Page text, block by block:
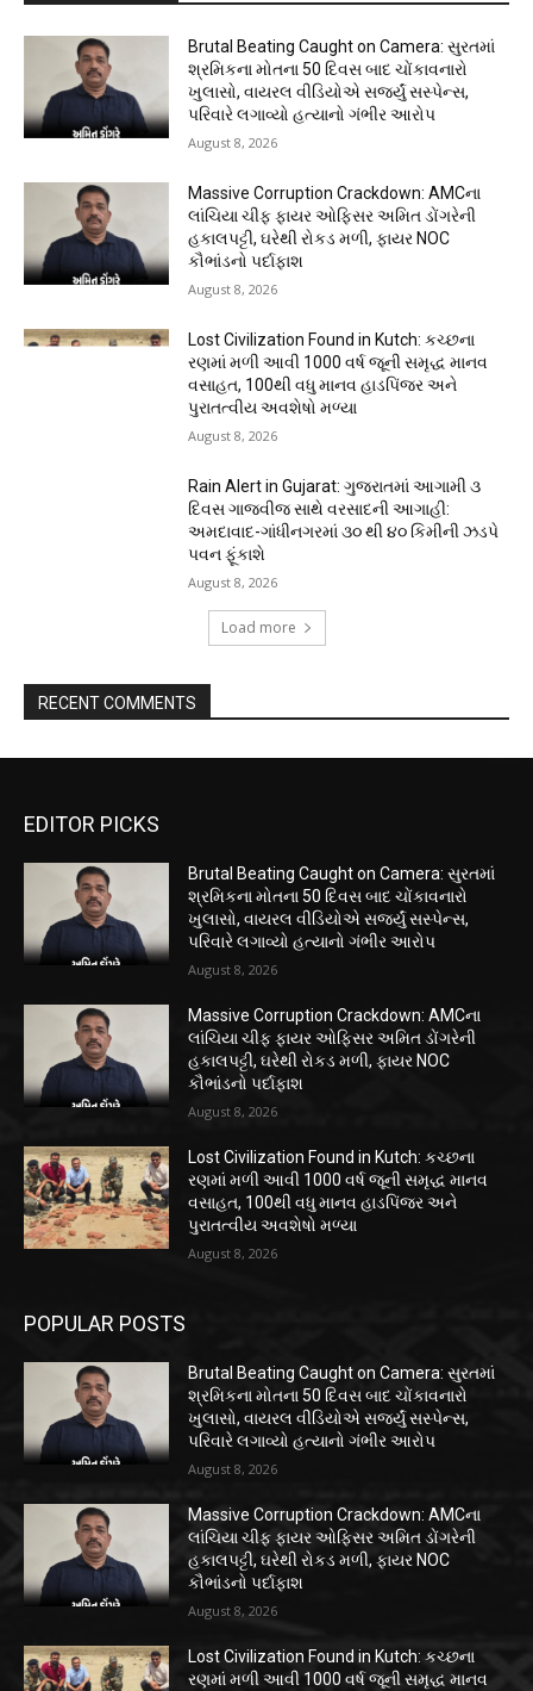
Brutal Beating Caught on Camera: સુરતમાં
શ્રમિકના મોતના 50 દિવસ બાદ ચોંકાવનારો
ખુલાસો, વાયરલ વીડિયોએ સર્જ્યું સસ્પેન્સ,
પરિવારે લગાવ્યો હત્યાનો ગંભીર આરોપ
August 8, 2026
Massive Corruption Crackdown: AMCના
લાંચિયા ચીફ ફાયર ઓફિસર અમિત ડોંગરેની
હકાલપટ્ટી, ઘરેથી રોકડ મળી, ફાયર NOC
કૌભાંડનો પર્દાફાશ
August 8, 2026
Lost Civilization Found in Kutch: કચ્છના
રણમાં મળી આવી 1000 વર્ષ જૂની સમૃદ્ધ માનવ
વસાહત, 100થી વધુ માનવ હાડપિંજર અને
પુરાતત્વીય અવશેષો મળ્યા
August 8, 2026
Rain Alert in Gujarat: ગુજરાતમાં આગામી ૩
દિવસ ગાજવીજ સાથે વરસાદની આગાહી:
અમદાવાદ-ગાંધીનગરમાં ૩૦ થી ૪૦ કિમીની ઝડપે
પવન ફૂંકાશે
August 8, 2026
Load more
RECENT COMMENTS
EDITOR PICKS
Brutal Beating Caught on Camera: સુરતમાં
શ્રમિકના મોતના 50 દિવસ બાદ ચોંકાવનારો
ખુલાસો, વાયરલ વીડિયોએ સર્જ્યું સસ્પેન્સ,
પરિવારે લગાવ્યો હત્યાનો ગંભીર આરોપ
August 8, 2026
Massive Corruption Crackdown: AMCના
લાંચિયા ચીફ ફાયર ઓફિસર અમિત ડોંગરેની
હકાલપટ્ટી, ઘરેથી રોકડ મળી, ફાયર NOC
કૌભાંડનો પર્દાફાશ
August 8, 2026
Lost Civilization Found in Kutch: કચ્છના
રણમાં મળી આવી 1000 વર્ષ જૂની સમૃદ્ધ માનવ
વસાહત, 100થી વધુ માનવ હાડપિંજર અને
પુરાતત્વીય અવશેષો મળ્યા
August 8, 2026
POPULAR POSTS
Brutal Beating Caught on Camera: સુરતમાં
શ્રમિકના મોતના 50 દિવસ બાદ ચોંકાવનારો
ખુલાસો, વાયરલ વીડિયોએ સર્જ્યું સસ્પેન્સ,
પરિવારે લગાવ્યો હત્યાનો ગંભીર આરોપ
August 8, 2026
Massive Corruption Crackdown: AMCના
લાંચિયા ચીફ ફાયર ઓફિસર અમિત ડોંગરેની
હકાલપટ્ટી, ઘરેથી રોકડ મળી, ફાયર NOC
કૌભાંડનો પર્દાફાશ
August 8, 2026
Lost Civilization Found in Kutch: કચ્છના
રણમાં મળી આવી 1000 વર્ષ જૂની સમૃદ્ધ માનવ